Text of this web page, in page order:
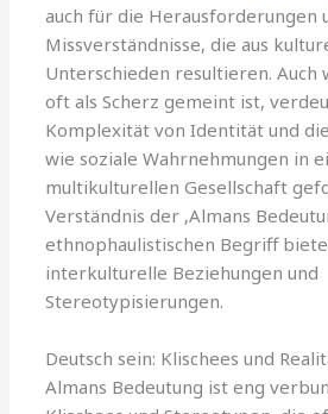
auch für die Herausforderungen
Missverständnisse, die aus
Unterschieden resultieren. Auch
oft als Scherz gemeint ist,
Komplexität von Identität und
wie soziale Wahrnehmungen in
multikulturellen Gesellschaft
Verständnis der ‚Almans
ethnophaulistischen Begriff
interkulturelle Beziehungen und
Stereotypisierungen.
Deutsch sein: Klischees und
Almans Bedeutung ist eng